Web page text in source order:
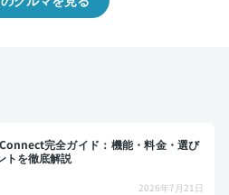
完全ガイド：機能・料金・選び
トを徹底解説
2026年7月21日